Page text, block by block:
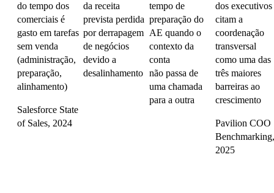
do tempo dos
comerciais é
gasto em tarefas
sem venda
(administração,
preparação,
alinhamento)
Salesforce State
of Sales, 2024
da receita
prevista perdida
por derrapagem
de negócios
devido a
desalinhamento
tempo de
preparação do
AE quando o
contexto da
conta
não passa de
uma chamada
para a outra
dos executivos
citam a
coordenação
transversal
como uma das
três maiores
barreiras ao
crescimento
Pavilion COO
Benchmarking,
2025